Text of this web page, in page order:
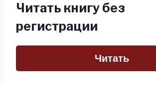
Читать книгу без
регистрации
Читать